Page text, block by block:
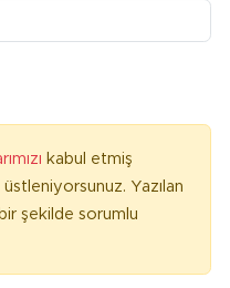
kabul etmiş
Yazılan
şekilde sorumlu